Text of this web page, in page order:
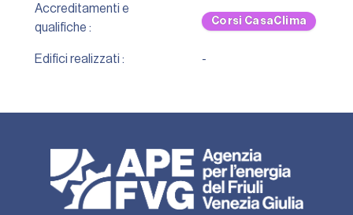
Accreditamenti e
qualifiche :
Corsi CasaClima
Edifici realizzati : -